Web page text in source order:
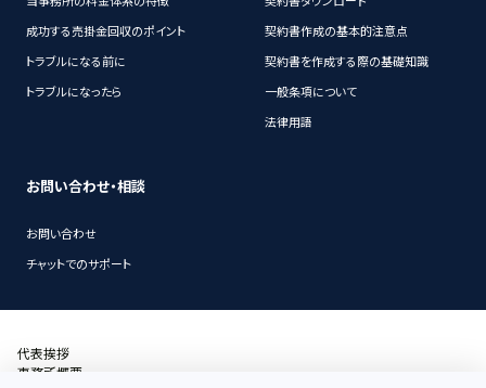
成功する売掛金回収のポイント
トラブルになる前に
トラブルになったら
契約書作成の基本的注意点
契約書を作成する際の基礎知識
一般条項について
法律用語
お問い合わせ・相談
お問い合わせ
チャットでのサポート
代表挨拶
事務所概要